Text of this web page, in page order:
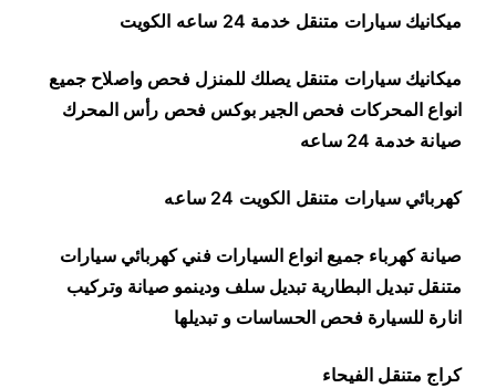
ميكانيك سيارات متنقل خدمة 24 ساعه الكويت
ميكانيك سيارات متنقل يصلك للمنزل فحص واصلاح جميع
انواع المحركات فحص الجير بوكس فحص رأس المحرك
صيانة خدمة 24 ساعه
كهربائي سيارات متنقل الكويت 24 ساعه
صيانة كهرباء جميع انواع السيارات فني كهربائي سيارات
متنقل تبديل البطارية تبديل سلف ودينمو صيانة وتركيب
انارة للسيارة فحص الحساسات و تبديلها
كراج متنقل الفيحاء